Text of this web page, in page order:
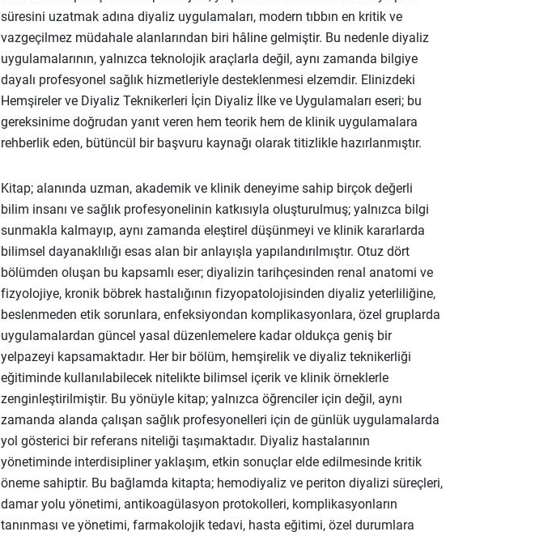
süresini uzatmak adına diyaliz uygulamaları, modern tıbbın en kritik ve
vazgeçilmez müdahale alanlarından biri hâline gelmiştir. Bu nedenle diyaliz
uygulamalarının, yalnızca teknolojik araçlarla değil, aynı zamanda bilgiye
dayalı profesyonel sağlık hizmetleriyle desteklenmesi elzemdir. Elinizdeki
Hemşireler ve Diyaliz Teknikerleri İçin Diyaliz İlke ve Uygulamaları eseri; bu
gereksinime doğrudan yanıt veren hem teorik hem de klinik uygulamalara
rehberlik eden, bütüncül bir başvuru kaynağı olarak titizlikle hazırlanmıştır.
Kitap; alanında uzman, akademik ve klinik deneyime sahip birçok değerli
bilim insanı ve sağlık profesyonelinin katkısıyla oluşturulmuş; yalnızca bilgi
sunmakla kalmayıp, aynı zamanda eleştirel düşünmeyi ve klinik kararlarda
bilimsel dayanaklılığı esas alan bir anlayışla yapılandırılmıştır. Otuz dört
bölümden oluşan bu kapsamlı eser; diyalizin tarihçesinden renal anatomi ve
fizyolojiye, kronik böbrek hastalığının fizyopatolojisinden diyaliz yeterliliğine,
beslenmeden etik sorunlara, enfeksiyondan komplikasyonlara, özel gruplarda
uygulamalardan güncel yasal düzenlemelere kadar oldukça geniş bir
yelpazeyi kapsamaktadır. Her bir bölüm, hemşirelik ve diyaliz teknikerliği
eğitiminde kullanılabilecek nitelikte bilimsel içerik ve klinik örneklerle
zenginleştirilmiştir. Bu yönüyle kitap; yalnızca öğrenciler için değil, aynı
zamanda alanda çalışan sağlık profesyonelleri için de günlük uygulamalarda
yol gösterici bir referans niteliği taşımaktadır. Diyaliz hastalarının
yönetiminde interdisipliner yaklaşım, etkin sonuçlar elde edilmesinde kritik
öneme sahiptir. Bu bağlamda kitapta; hemodiyaliz ve periton diyalizi süreçleri,
damar yolu yönetimi, antikoagülasyon protokolleri, komplikasyonların
tanınması ve yönetimi, farmakolojik tedavi, hasta eğitimi, özel durumlara